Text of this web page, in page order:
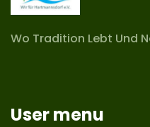
Wo Tradition Lebt Und
User menu